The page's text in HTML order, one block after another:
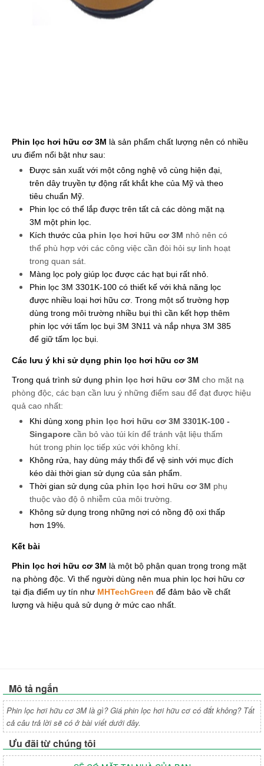
Phin lọc hơi hữu cơ 3M là sản phẩm chất lượng nên có nhiều
ưu điểm nổi bật như sau:
Được sản xuất với một công nghệ vô cùng hiện đại,
trên dây truyền tự động rất khắt khe của Mỹ và theo
tiêu chuẩn Mỹ.
Phin lọc có thể lắp được trên tất cả các dòng mặt nạ
3M một phin lọc.
Kích thước của phin lọc hơi hữu cơ 3M nhỏ nên có
thể phù hợp với các công việc cần đòi hỏi sự linh hoạt
trong quan sát.
Màng lọc poly giúp lọc được các hạt bụi rất nhỏ.
Phin lọc 3M 3301K-100 có thiết kế với khả năng lọc
được nhiều loại hơi hữu cơ. Trong một số trường hợp
dùng trong môi trường nhiều bụi thì cần kết hợp thêm
phin lọc với tấm lọc bụi 3M 3N11 và nắp nhựa 3M 385
để giữ tấm lọc bụi.
Các lưu ý khi sử dụng phin lọc hơi hữu cơ 3M
Trong quá trình sử dụng phin lọc hơi hữu cơ 3M cho mặt nạ
phòng độc, các bạn cần lưu ý những điểm sau để đạt được hiệu
quả cao nhất:
Khi dùng xong phin lọc hơi hữu cơ 3M 3301K-100 -
Singapore cần bỏ vào túi kín để tránh vật liệu thấm
hút trong phin lọc tiếp xúc với không khí.
Không rửa, hay dùng máy thổi để vệ sinh với mục đích
kéo dài thời gian sử dụng của sản phẩm.
Thời gian sử dụng của phin lọc hơi hữu cơ 3M phụ
thuộc vào độ ô nhiễm của môi trường.
Không sử dụng trong những nơi có nồng độ oxi thấp
hơn 19%.
Kết bài
Phin lọc hơi hữu cơ 3M là một bộ phận quan trọng trong mặt
nạ phòng độc. Vì thế người dùng nên mua phin lọc hơi hữu cơ
tại địa điểm uy tín như MHTechGreen để đảm bảo về chất
lượng và hiệu quả sử dụng ở mức cao nhất.
Mô tả ngắn
Phin lọc hơi hữu cơ 3M là gì? Giá phin lọc hơi hữu cơ có đắt không? Tất
cả câu trả lời sẽ có ở bài viết dưới đây.
Ưu đãi từ chúng tôi